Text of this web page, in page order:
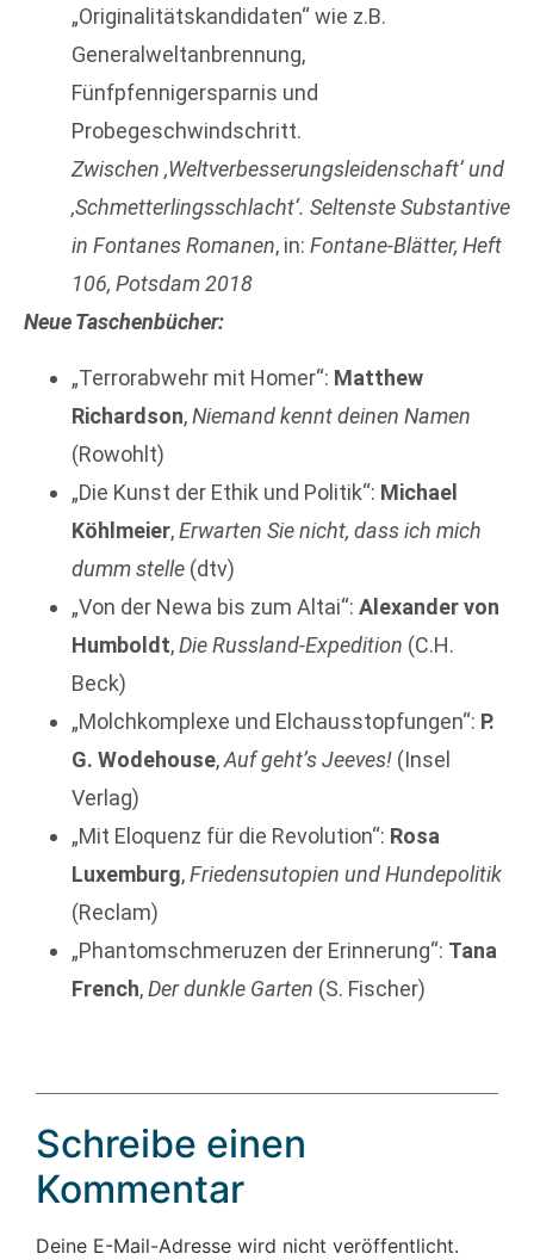
„Originalitätskandidaten“ wie z.B.
Generalweltanbrennung,
Fünfpfennigersparnis und
Probegeschwindschritt.
Zwischen ‚Weltverbesserungsleidenschaft‘ und
‚Schmetterlingsschlacht‘. Seltenste Substantive
in Fontanes Romanen, in: Fontane-Blätter, Heft
106, Potsdam 2018
Neue Taschenbücher:
„Terrorabwehr mit Homer“: Matthew
Richardson,Niemand kennt deinen Namen
(Rowohlt)
„Die Kunst der Ethik und Politik“: Michael
Köhlmeier,Erwarten Sie nicht, dass ich mich
dumm stelle (dtv)
„Von der Newa bis zum Altai“: Alexander von
Humboldt,Die Russland-Expedition (C.H.
Beck)
„Molchkomplexe und Elchausstopfungen“: P.
G. Wodehouse,Auf geht’s Jeeves! (Insel
Verlag)
„Mit Eloquenz für die Revolution“: Rosa
Luxemburg,Friedensutopien und Hundepolitik
(Reclam)
„Phantomschmeruzen der Erinnerung“: Tana
French,Der dunkle Garten (S. Fischer)
Schreibe einen
Kommentar
Deine E-Mail-Adresse wird nicht veröffentlicht.